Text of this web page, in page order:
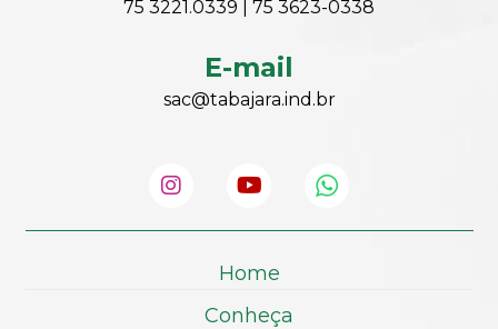
75 3221.0339 | 75 3623-0338
E-mail
sac@tabajara.ind.br
Home
Conheça